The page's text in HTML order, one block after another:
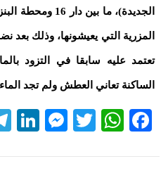
الجديدة)، ما بين
المزرية التي يعيشونها، وذلك بعد
تعتمد عليه سابقا في التزود
الساكنة تعاني العطش ولم تجد
Facebook
WhatsApp
Twitter